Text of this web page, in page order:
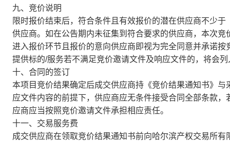
九、竞价说明
限时报价结束后，符合条件且有效报价的潜在供应商不少
供应商。如在公告期内未征集到符合要求的供应商，本次竞
进入报价环节且报价的意向供应商即视为完全同意并承诺
提供标的/服务若不满足竞价邀请文件及响应文件的，将会
十、合同的签订
本项目竞价结果确定后成交供应商持《竞价结果通知书》
应文件内容的前提下，供应商应无条件接受合同全部条款
应商应当按照竞价邀请文件承担相应责任。
十一、交易服务费
成交供应商在领取竞价结果通知书前向哈尔滨产权交易所